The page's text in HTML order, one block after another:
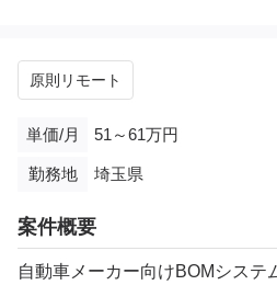
原則リモート
単価/月 51～61万円
勤務地 埼玉県
案件概要
自動車メーカー向けBOMシステ